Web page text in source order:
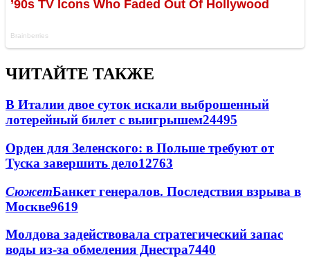
ЧИТАЙТЕ ТАКЖЕ
В Италии двое суток искали выброшенный
лотерейный билет с выигрышем24495
Орден для Зеленского: в Польше требуют от
Туска завершить дело12763
СюжетБанкет генералов. Последствия взрыва в
Москве9619
Молдова задействовала стратегический запас
воды из-за обмеления Днестра7440